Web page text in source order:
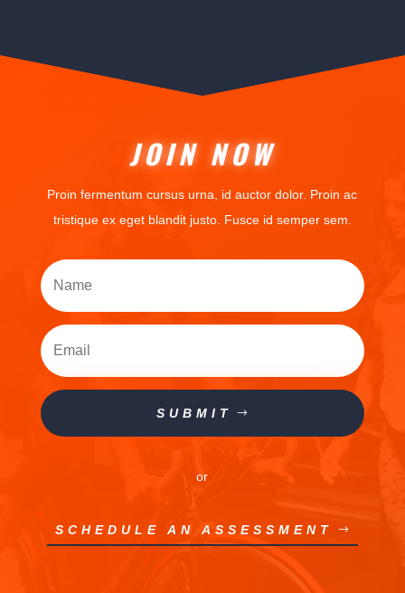
JOIN NOW
Proin fermentum cursus urna, id auctor dolor. Proin ac
tristique ex eget blandit justo. Fusce id semper sem.
SUBMIT
or
SCHEDULE AN ASSESSMENT